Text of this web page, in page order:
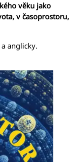
věku jako
v časoprostoru,
anglicky.